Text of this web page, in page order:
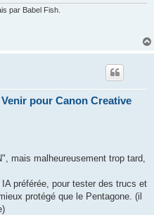
par Babel Fish.
pour Canon Creative
mais malheureusement trop tard,
préférée, pour tester des trucs et
protégé que le Pentagone. (il